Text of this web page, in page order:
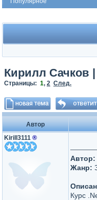
Кирилл Сачков |
Страницы: 1, 2 След.
Автор
Kirill3111 ®
Автор:
Жанр:
Курс